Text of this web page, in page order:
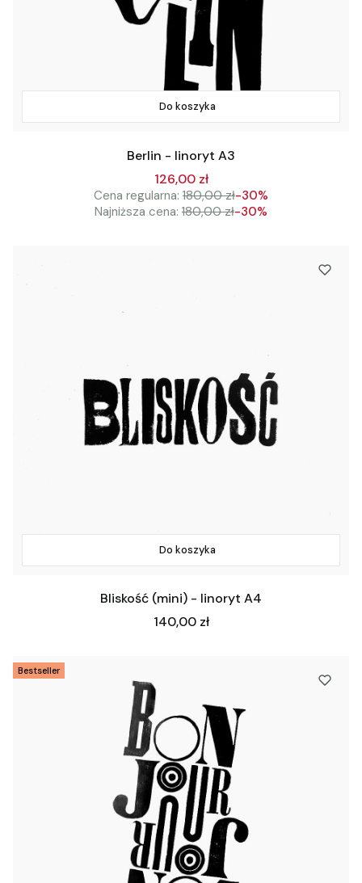
Do koszyka
Berlin - linoryt A3
126,00 zł
Cena regularna: 180,00 zł-30%
Najniższa cena: 180,00 zł-30%
Do koszyka
Bliskość (mini) - linoryt A4
Cena
140,00 zł
Bestseller